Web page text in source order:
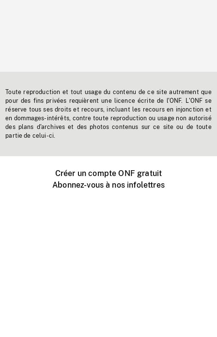
Toute reproduction et tout usage du contenu de ce site autrement que
pour des fins privées requièrent une licence écrite de l'ONF. L'ONF se
réserve tous ses droits et recours, incluant les recours en injonction et
en dommages-intérêts, contre toute reproduction ou usage non autorisé
des plans d'archives et des photos contenus sur ce site ou de toute
partie de celui-ci.
Créer un compte ONF gratuit
Abonnez-vous à nos infolettres